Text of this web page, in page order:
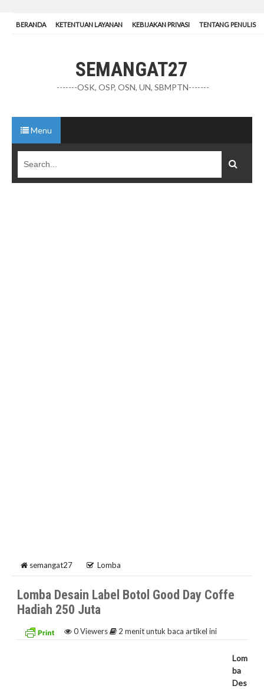
BERANDA KETENTUAN LAYANAN KEBIJAKAN PRIVASI TENTANG PENULIS
SEMANGAT27
-------OSK, OSP, OSN, UN, SBMPTN-------
Menu
semangat27 Lomba
Lomba Desain Label Botol Good Day Coffe
Hadiah 250 Juta
0Viewers 2 menit untuk baca artikel ini
Lom
ba
Des